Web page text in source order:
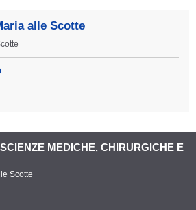
alle Scotte
MEDICHE, CHIRURGICHE E
Scotte